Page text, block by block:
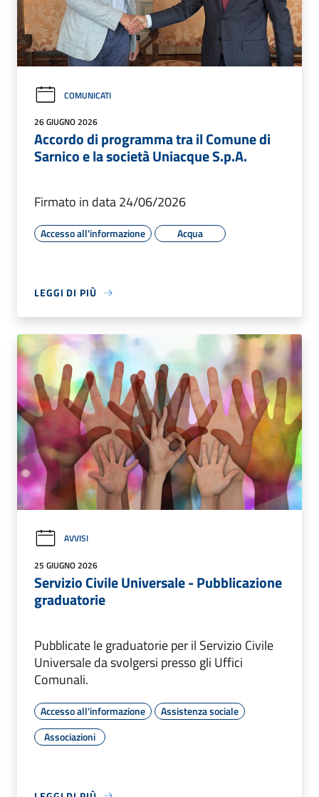
COMUNICATI
26 GIUGNO 2026
Accordo di programma tra il Comune di
Sarnico e la società Uniacque S.p.A.
Firmato in data 24/06/2026
Accesso all'informazione Acqua
LEGGI DI PIÙ
AVVISI
25 GIUGNO 2026
Servizio Civile Universale - Pubblicazione
graduatorie
Pubblicate le graduatorie per il Servizio Civile
Universale da svolgersi presso gli Uffici
Comunali.
Accesso all'informazione
Assistenza sociale
Associazioni